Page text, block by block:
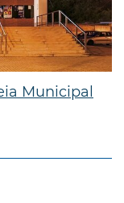
Municipal